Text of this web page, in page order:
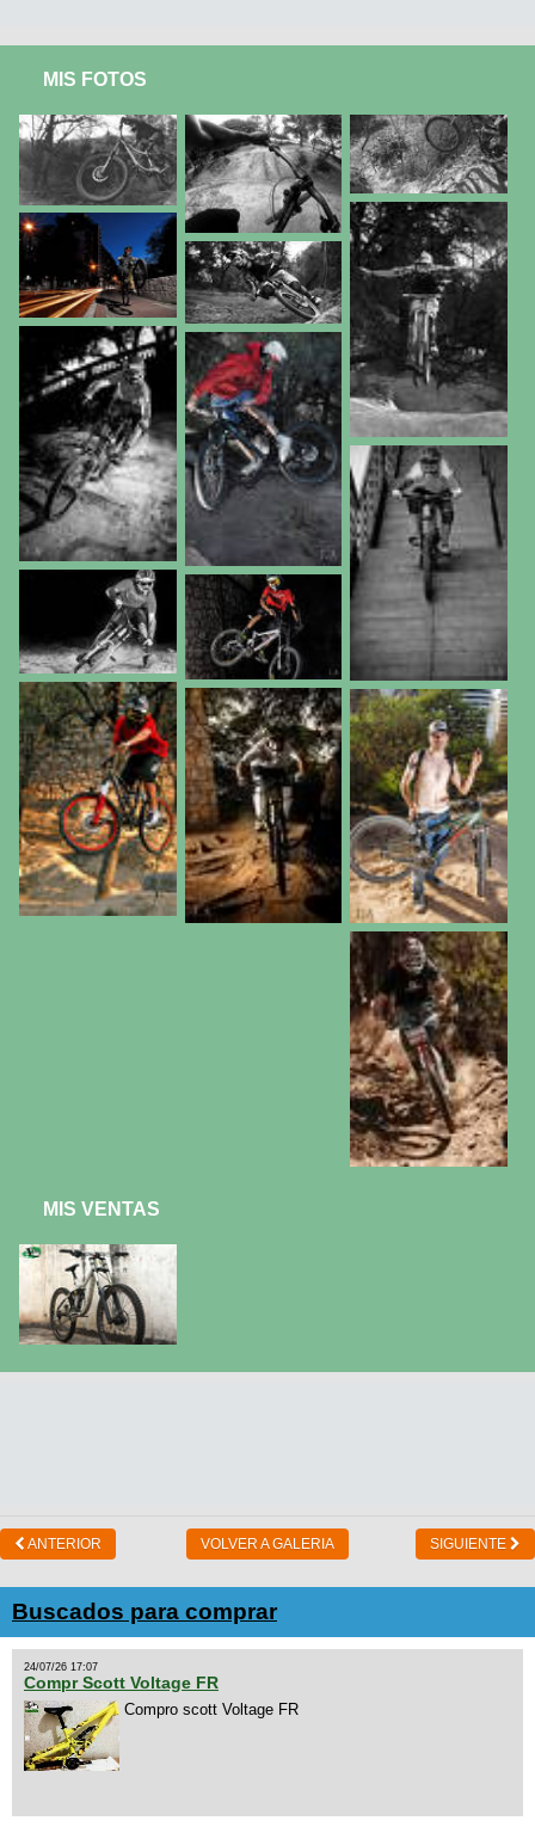
MIS FOTOS
MIS VENTAS
ANTERIOR VOLVER A GALERIA SIGUIENTE
Buscados para comprar
24/07/26 17:07
Compr Scott Voltage FR
Compro scott Voltage FR